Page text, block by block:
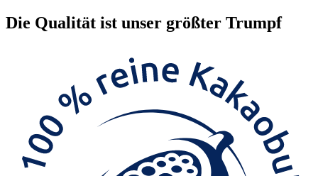
Die Qualität ist unser größter Trumpf